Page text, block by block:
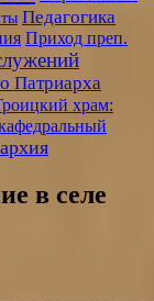
Педагогика
Приход преп.
Патриарха
храм:
в селе